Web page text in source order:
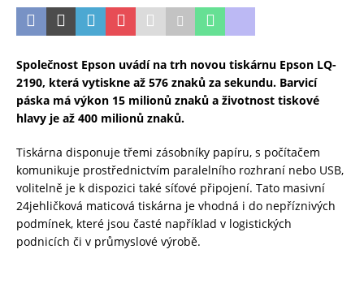
Společnost Epson uvádí na trh novou tiskárnu Epson LQ-
2190, která vytiskne až 576 znaků za sekundu. Barvicí
páska má výkon 15 milionů znaků a životnost tiskové
hlavy je až 400 milionů znaků.
Tiskárna disponuje třemi zásobníky papíru, s počítačem
komunikuje prostřednictvím paralelního rozhraní nebo USB,
volitelně je k dispozici také síťové připojení. Tato masivní
24jehličková maticová tiskárna je vhodná i do nepříznivých
podmínek, které jsou časté například v logistických
podnicích či v průmyslové výrobě.